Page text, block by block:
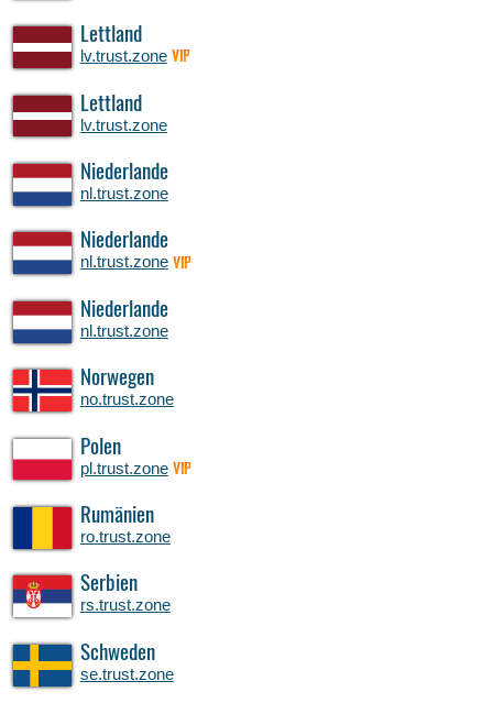
Lettland
lv.trust.zone VIP
Lettland
lv.trust.zone
Niederlande
nl.trust.zone
Niederlande
nl.trust.zone VIP
Niederlande
nl.trust.zone
Norwegen
no.trust.zone
Polen
pl.trust.zone VIP
Rumänien
ro.trust.zone
Serbien
rs.trust.zone
Schweden
se.trust.zone